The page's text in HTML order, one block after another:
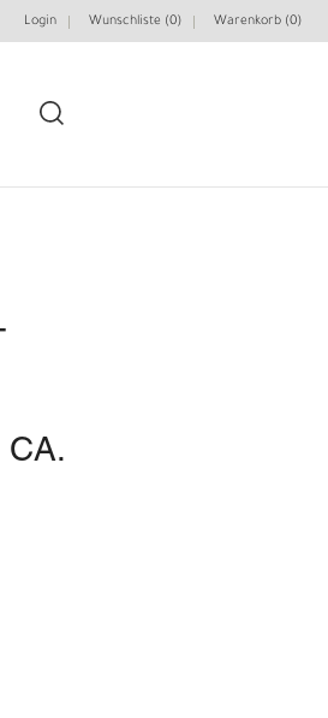
Login Wunschliste (0) Warenkorb (0)
CA.